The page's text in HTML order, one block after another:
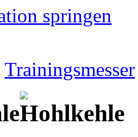
springen
Trainingsmesser